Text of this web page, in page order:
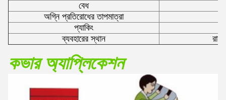
বেধ
অগ্নি প্রতিরোধের তাপমাত্রা
প্যাকিং
ব্যবহারের স্থান
কভার অ্যাপ্লিকেশন